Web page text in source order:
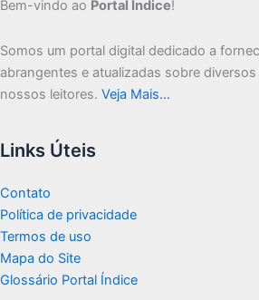
Bem-vindo ao Portal Índice!
Somos um portal digital dedicado a
abrangentes e atualizadas sobre
nossos leitores. Veja Mais…
Links Úteis
Contato
Política de privacidade
Termos de uso
Mapa do Site
Glossário Portal Índice